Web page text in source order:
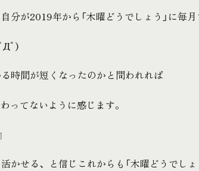
分が2019年から「木曜どうでしょう」に毎
Дﾟ)
時間が短くなったのかと問われれば
ってないように感じます。
かせる、と信じこれからも「木曜どうでしょ